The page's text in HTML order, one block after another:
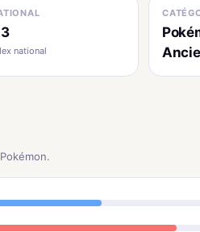
national